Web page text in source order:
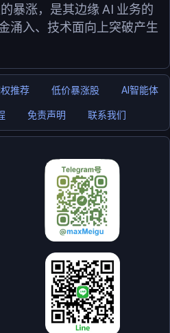
暴涨，是其边缘 AI 业务的
涌入、技术面向上突破产生
推荐 低价暴涨股 AI智能体
免责声明 联系我们